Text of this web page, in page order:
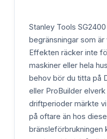
Stanley Tools
begränsningar som är
Effekten räcker inte
maskiner eller hela
behov bör du titta på
eller ProBuilder
driftperioder märkte
på oftare än hos
bränsleförbrukningen